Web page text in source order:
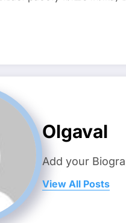
Olgaval
Add your
View All Posts